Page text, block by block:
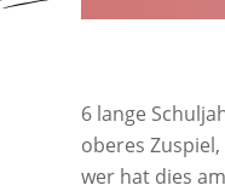
6 lange
oberes
wer hat dies